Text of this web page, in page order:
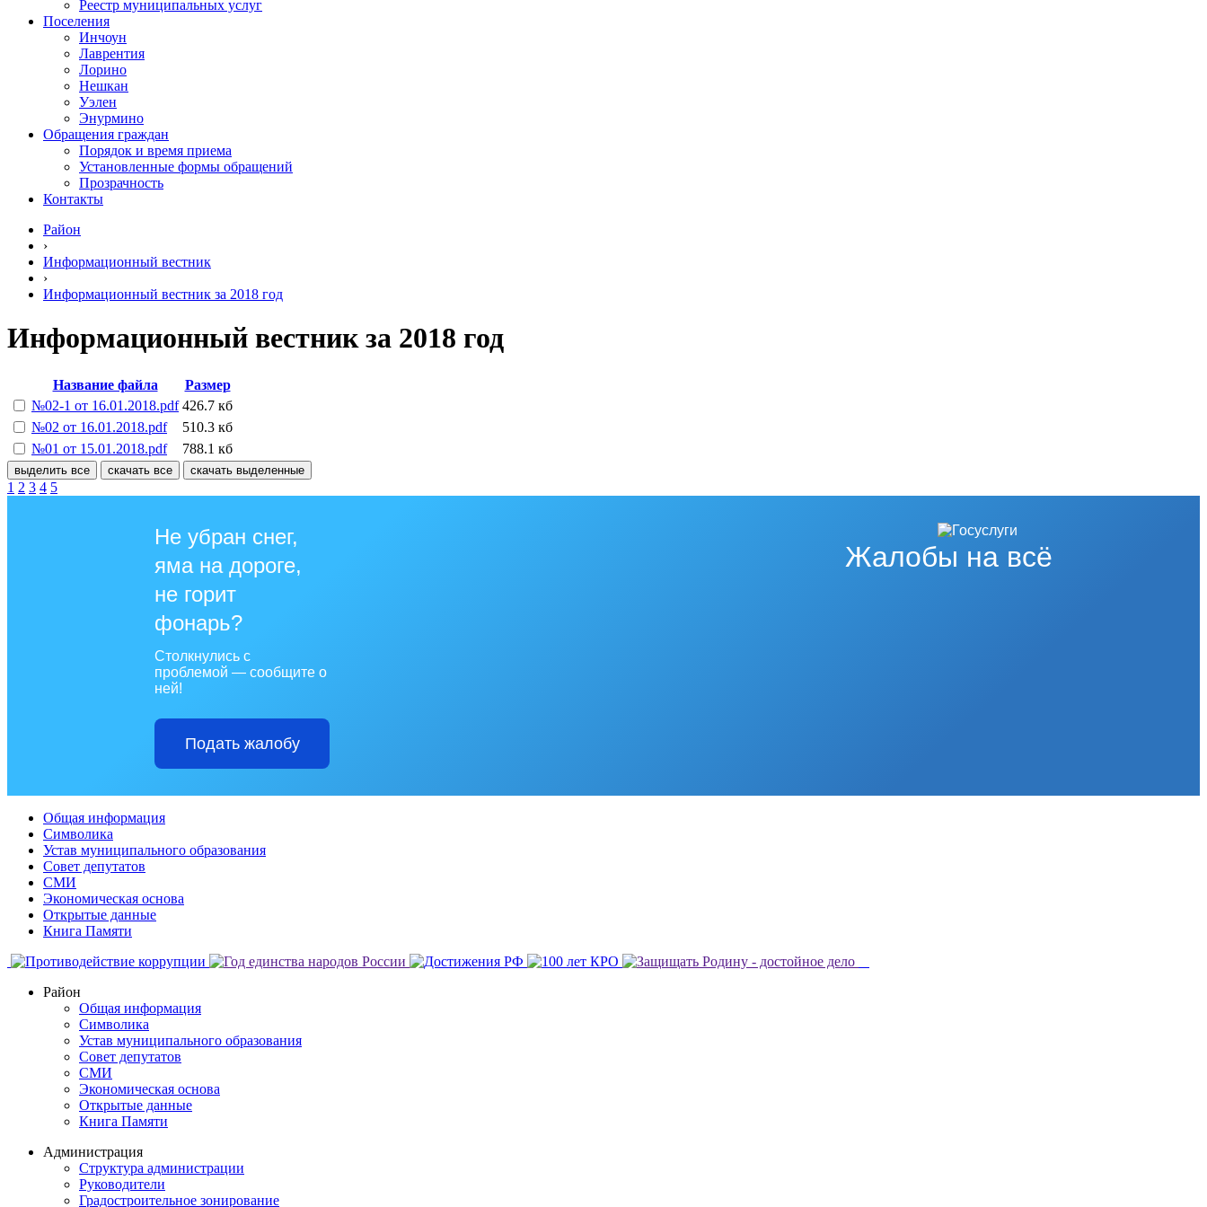
Реестр муниципальных услуг
Поселения
Инчоун
Лаврентия
Лорино
Нешкан
Уэлен
Энурмино
Обращения граждан
Порядок и время приема
Установленные формы обращений
Прозрачность
Контакты
Район
›
Информационный вестник
›
Информационный вестник за 2018 год
Информационный вестник за 2018 год
Название файла
Размер
№02-1 от 16.01.2018.pdf 426.7 кб
№02 от 16.01.2018.pdf
510.3 кб
№01 от 15.01.2018.pdf
788.1 кб
выделить все скачать все скачать выделенные
1 2 3 4 5
Жалобы на всё
Не убран снег,
яма на дороге,
не горит
фонарь?
Столкнулись с
проблемой — сообщите о
ней!
Подать жалобу
Общая информация
Символика
Устав муниципального образования
Совет депутатов
СМИ
Экономическая основа
Открытые данные
Книга Памяти
Район
Общая информация
Символика
Устав муниципального образования
Совет депутатов
СМИ
Экономическая основа
Открытые данные
Книга Памяти
Администрация
Структура администрации
Руководители
Градостроительное зонирование